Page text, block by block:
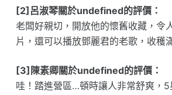
[2]呂淑琴關於undefined的評價：
老闆好親切，開放他的懷舊收藏，令
片，還可以播放鄧麗君的老歌，收穫
[3]陳素卿關於undefined的評價：
哇！踏進營區…頓時讓人非常舒爽，